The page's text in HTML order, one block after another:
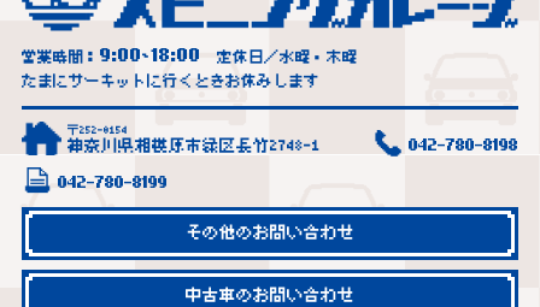
営業時間： 9:00~18:00
定休日／水曜・木曜
たまにサーキットに行くときお休みします
〒252-0154
神奈川県相模原市緑区長竹2748-1 042-780-8198
042-780-8199
その他のお問い合わせ
中古車のお問い合わせ